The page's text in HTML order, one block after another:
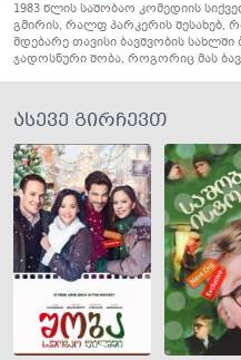
1983 წლის საშობაო კომედიის
გმირის, რალფ პარკერის
მდებარე თავისი ბავშვობის
ჯადოსნური შობა, როგორიც მას
ასევე გირჩევთ